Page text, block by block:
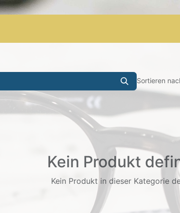
Sortieren
Kein Produkt
Kein Produkt in dieser Kategorie